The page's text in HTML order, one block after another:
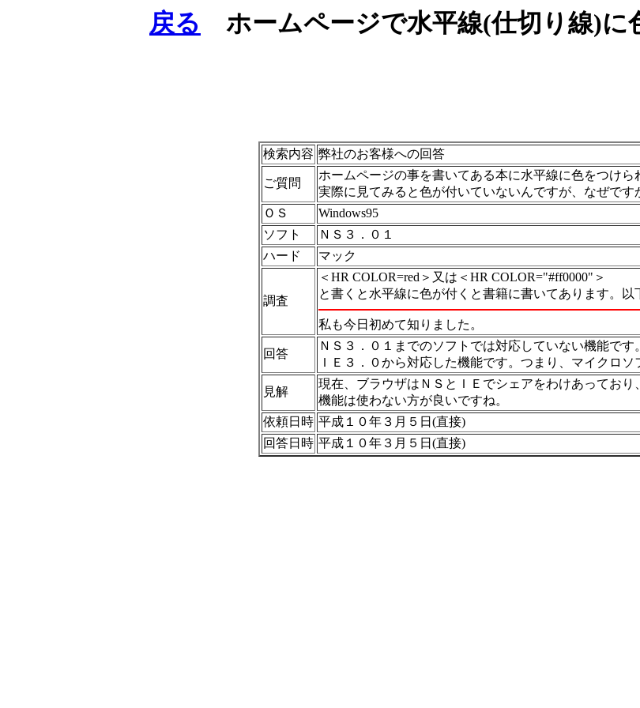
戻る ホームページで水平線(仕切り線)に
検索内容 弊社のお客様への回答
ご質問
ホームページの事を書いてある本に水平線に色をつけら
実際に見てみると色が付いていないんですが、なぜです
ＯＳ
Windows95
ソフト
ＮＳ３．０１
ハード
マック
調査
＜HR COLOR=red＞又は＜HR COLOR="#ff0000"＞
と書くと水平線に色が付くと書籍に書いてあります。以
私も今日初めて知りました。
回答
ＮＳ３．０１までのソフトでは対応していない機能です。
ＩＥ３．０から対応した機能です。つまり、マイクロソ
見解
現在、ブラウザはＮＳとＩＥでシェアをわけあっており
機能は使わない方が良いですね。
依頼日時 平成１０年３月５日(直接)
回答日時 平成１０年３月５日(直接)